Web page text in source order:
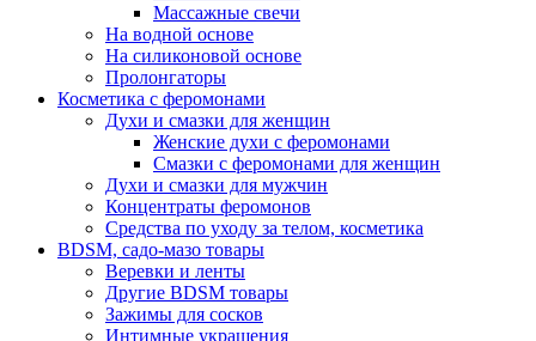
Массажные свечи
На водной основе
На силиконовой основе
Пролонгаторы
Косметика с феромонами
Духи и смазки для женщин
Женские духи с феромонами
Смазки с феромонами для женщин
Духи и смазки для мужчин
Концентраты феромонов
Средства по уходу за телом, косметика
BDSM, садо-мазо товары
Веревки и ленты
Другие BDSM товары
Зажимы для сосков
Интимные украшения